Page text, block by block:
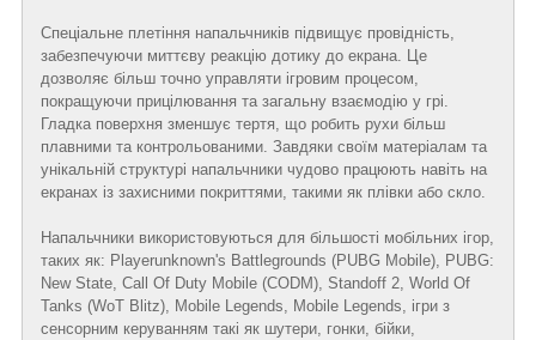
Спеціальне плетіння напальчників підвищує провідність,
забезпечуючи миттєву реакцію дотику до екрана. Це
дозволяє більш точно управляти ігровим процесом,
покращуючи прицілювання та загальну взаємодію у грі.
Гладка поверхня зменшує тертя, що робить рухи більш
плавними та контрольованими. Завдяки своїм матеріалам та
унікальній структурі напальчники чудово працюють навіть на
екранах із захисними покриттями, такими як плівки або скло.
Напальчники використовуються для більшості мобільних ігор,
таких як: Playerunknown's Battlegrounds (PUBG Mobile), PUBG:
New State, Call Of Duty Mobile (CODM), Standoff 2, World Of
Tanks (WoT Blitz), Mobile Legends, Mobile Legends, ігри з
сенсорним керуванням такі як шутери, гонки, бійки,